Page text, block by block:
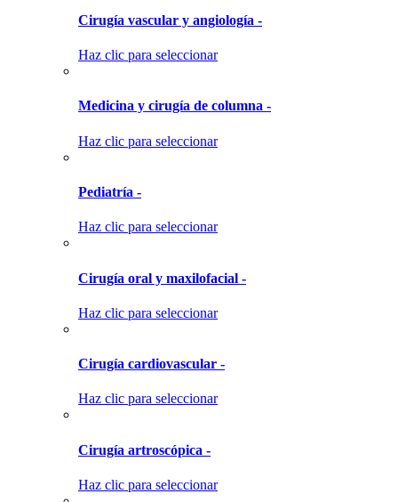
Cirugía vascular y angiología -
Haz clic para seleccionar
Medicina y cirugía de columna -
Haz clic para seleccionar
Pediatría -
Haz clic para seleccionar
Cirugía oral y maxilofacial -
Haz clic para seleccionar
Cirugía cardiovascular -
Haz clic para seleccionar
Cirugía artroscópica -
Haz clic para seleccionar